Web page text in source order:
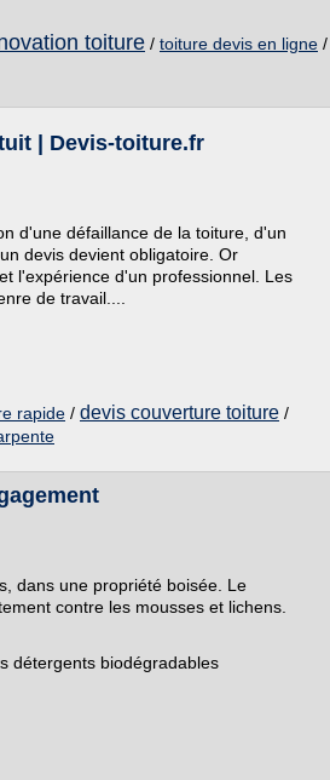
toiture / toiture devis en ligne /
| Devis-toiture.fr
d'une défaillance de la toiture, d'un
devis devient obligatoire. Or
l'expérience d'un professionnel. Les
de travail....
rapide / devis couverture toiture /
dans une propriété boisée. Le
contre les mousses et lichens.
détergents biodégradables